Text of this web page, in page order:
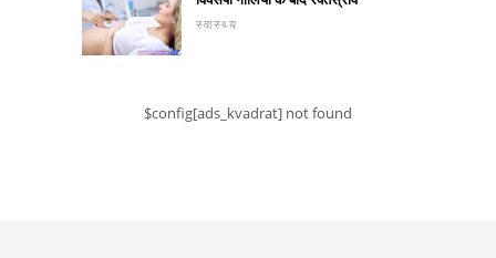
स्वास्थ्य
$config[ads_kvadrat] not found